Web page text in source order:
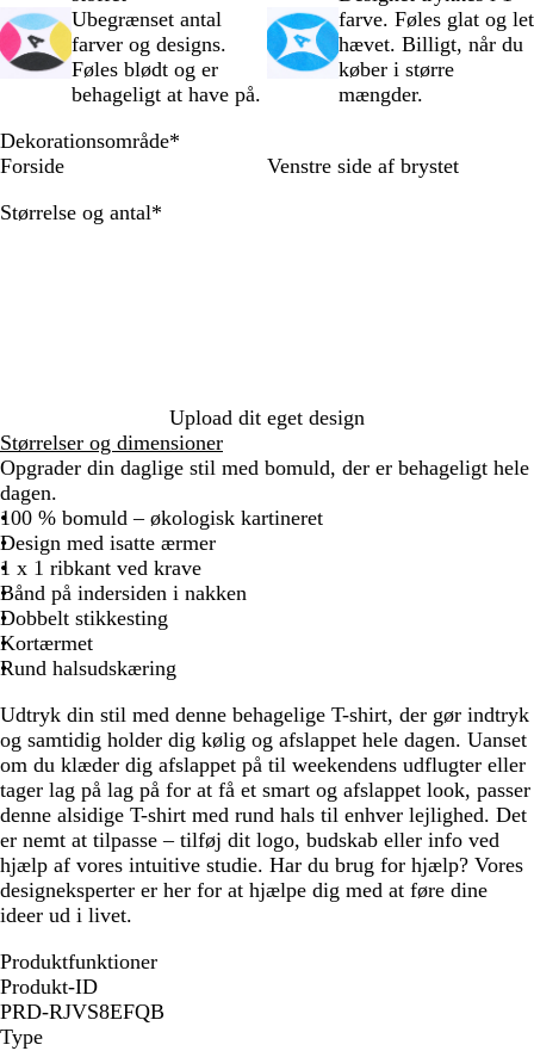
e
r
å
a
r
g
t
i
t
o
e
t
n
i
n
t
t
e
r
i
o
b
r
n
z
e
e
r
m
a
e
b
å
d
Ubegrænset antal
farver og designs.
Føles blødt og er
behageligt at have på.
farve. Føles glat og let
hævet. Billigt, når du
køber i større
mængder.
Dekorationsområde*
Forside
Venstre side af brystet
Størrelse og antal*
Upload dit eget design
Størrelser og dimensioner
Opgrader din daglige stil med bomuld, der er behageligt hele
dagen.
100 % bomuld – økologisk kartineret
Design med isatte ærmer
1 x 1 ribkant ved krave
Bånd på indersiden i nakken
Dobbelt stikkesting
Kortærmet
Rund halsudskæring
Udtryk din stil med denne behagelige T-shirt, der gør indtryk
og samtidig holder dig kølig og afslappet hele dagen. Uanset
om du klæder dig afslappet på til weekendens udflugter eller
tager lag på lag på for at få et smart og afslappet look, passer
denne alsidige T-shirt med rund hals til enhver lejlighed. Det
er nemt at tilpasse – tilføj dit logo, budskab eller info ved
hjælp af vores intuitive studie. Har du brug for hjælp? Vores
designeksperter er her for at hjælpe dig med at føre dine
ideer ud i livet.
Produktfunktioner
Produkt-ID
PRD-RJVS8EFQB
Type